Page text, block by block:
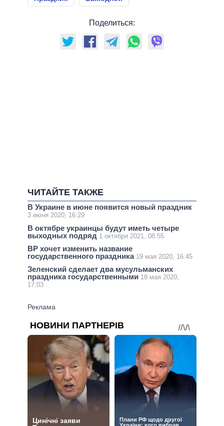
Поделиться:
ЧИТАЙТЕ ТАКЖЕ
В Украине в июне появится новый праздник
3 июня 2020, 16:29
В октябре украинцы будут иметь четыре
выходных подряд 1 октября 2021, 08:55
ВР хочет изменить название
государственного праздника 19 мая 2020, 16:45
Зеленский сделает два мусульманских
праздника государственными 18 мая 2020,
17:03